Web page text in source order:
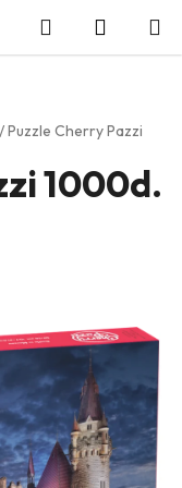
Hledat
KOŠÍK
/Puzzle Cherry Pazzi
1000d.